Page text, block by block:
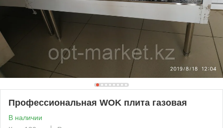
Профессиональная WOK плита газовая
В наличии